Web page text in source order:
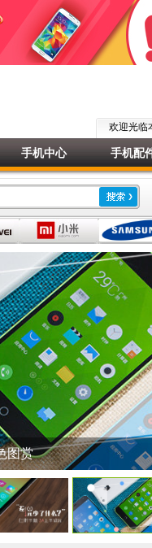
欢迎光
手机中心 手机配
图赏